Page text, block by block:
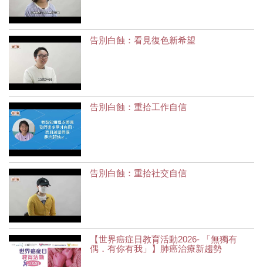
告別白蝕：看見復色新希望
告別白蝕：重拾工作自信
告別白蝕：重拾社交自信
【世界癌症日教育活動2026- 「無獨有
偶．有你有我」】肺癌治療新趨勢